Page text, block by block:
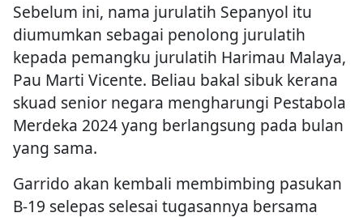
Sebelum ini, nama jurulatih Sepanyol itu
diumumkan sebagai penolong jurulatih
kepada pemangku jurulatih Harimau Malaya,
Pau Marti Vicente. Beliau bakal sibuk kerana
skuad senior negara mengharungi Pestabola
Merdeka 2024 yang berlangsung pada bulan
yang sama.
Garrido akan kembali membimbing pasukan
B-19 selepas selesai tugasannya bersama